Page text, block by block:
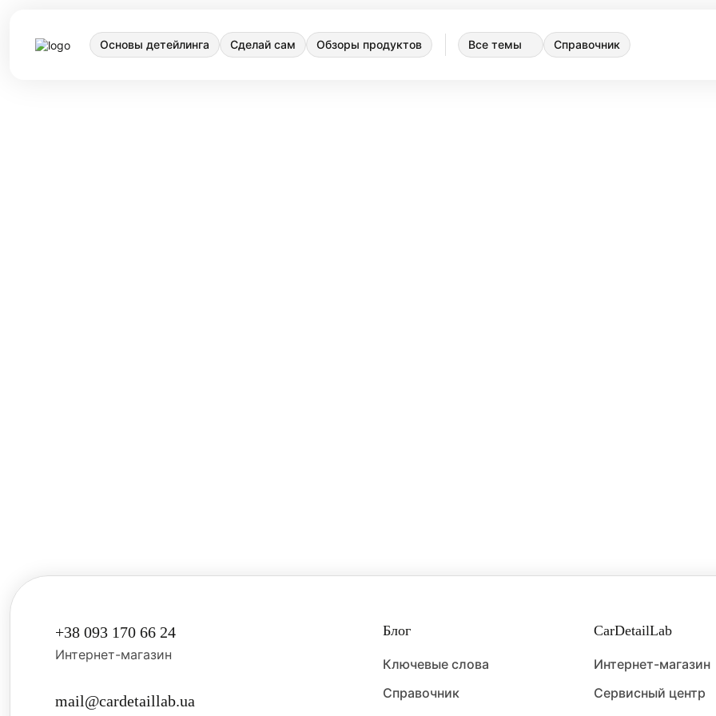
Основы детейлинга Сделай сам Обзоры продуктов Все темы Справочник
+38 093 170 66 24
Интернет-магазин
mail@cardetaillab.ua
Блог
Ключевые слова
Справочник
CarDetailLab
Интернет-магазин
Сервисный центр